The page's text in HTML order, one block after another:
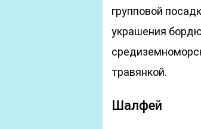
групповой
украшения
травянкой.
Шалфей